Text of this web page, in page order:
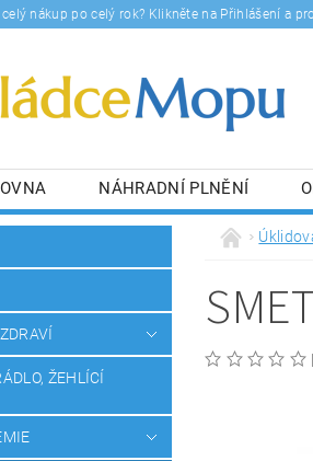
nákup po celý rok? Klikněte na Přihlášení a
NÁHRADNÍ PLNĚNÍ
BLOG
ŽEHLÍCÍ